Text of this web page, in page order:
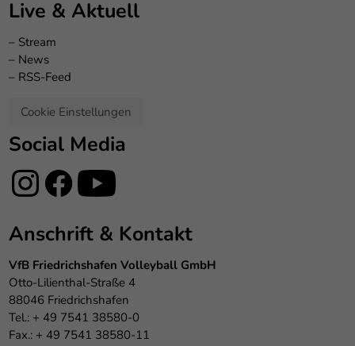
Live & Aktuell
– Stream
– News
– RSS-Feed
Cookie Einstellungen
Social Media
Anschrift & Kontakt
VfB Friedrichshafen Volleyball GmbH
Otto-Lilienthal-Straße 4
88046 Friedrichshafen
Tel.: + 49 7541 38580-0
Fax.: + 49 7541 38580-11